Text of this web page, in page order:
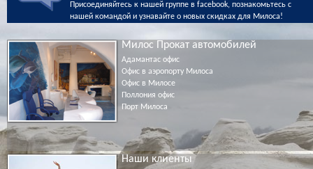
Присоединяйтесь к нашей группе в facebook, познакомьтесь с
нашей командой и узнавайте о новых скидках для Милоса!
Милос Прокат автомобилей
Адамантас офис
Офис в аэропорту Милоса
Офис в Милосе
Поллония офис
Порт Милоса
Наши клиенты